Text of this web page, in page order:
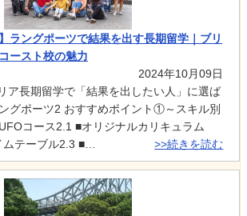
ラングポーツで結果を出す長期留学｜ブリ
ースト校の魅力
2024年10月09日
ア長期留学で「結果を出したい人」に選ば
グポーツ2 おすすめポイント①～スキル別
コース2.1 ■オリジナルカリキュラム
ムテーブル2.3 ■…
>>続きを読む